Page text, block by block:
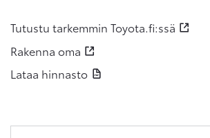
Tutustu tarkemmin Toyota.fi:ssä
Rakenna oma
Lataa hinnasto